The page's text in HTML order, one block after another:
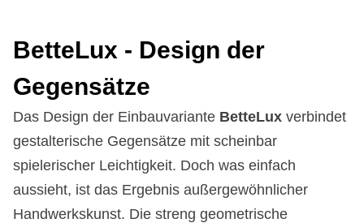
Bet­te­Lux - De­sign der
Ge­gen­sät­ze
Das Design der Einbauvariante BetteLux verbindet
gestalterische Gegensätze mit scheinbar
spielerischer Leichtigkeit. Doch was einfach
aussieht, ist das Ergebnis außergewöhnlicher
Handwerkskunst. Die streng geometrische